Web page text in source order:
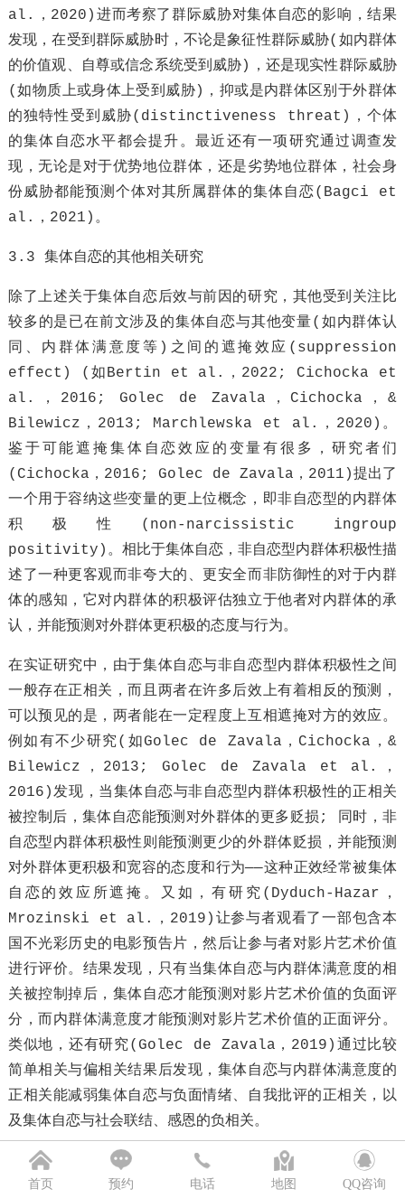
al.，2020)进而考察了群际威胁对集体自恋的影响，结果
发现，在受到群际威胁时，不论是象征性群际威胁(如内群体
的价值观、自尊或信念系统受到威胁)，还是现实性群际威胁
(如物质上或身体上受到威胁)，抑或是内群体区别于外群体
的独特性受到威胁(distinctiveness threat)，个体
的集体自恋水平都会提升。最近还有一项研究通过调查发
现，无论是对于优势地位群体，还是劣势地位群体，社会身
份威胁都能预测个体对其所属群体的集体自恋(Bagci et
al.，2021)。
3.3 集体自恋的其他相关研究
除了上述关于集体自恋后效与前因的研究，其他受到关注比
较多的是已在前文涉及的集体自恋与其他变量(如内群体认
同、内群体满意度等)之间的遮掩效应(suppression
effect) (如Bertin et al.，2022; Cichocka et
al.，2016; Golec de Zavala，Cichocka，&
Bilewicz，2013; Marchlewska et al.，2020)。
鉴于可能遮掩集体自恋效应的变量有很多，研究者们
(Cichocka，2016; Golec de Zavala，2011)提出了
一个用于容纳这些变量的更上位概念，即非自恋型的内群体
积极性(non-narcissistic ingroup
positivity)。相比于集体自恋，非自恋型内群体积极性描
述了一种更客观而非夸大的、更安全而非防御性的对于内群
体的感知，它对内群体的积极评估独立于他者对内群体的承
认，并能预测对外群体更积极的态度与行为。
在实证研究中，由于集体自恋与非自恋型内群体积极性之间
一般存在正相关，而且两者在许多后效上有着相反的预测，
可以预见的是，两者能在一定程度上互相遮掩对方的效应。
例如有不少研究(如Golec de Zavala，Cichocka，&
Bilewicz，2013; Golec de Zavala et al.，
2016)发现，当集体自恋与非自恋型内群体积极性的正相关
被控制后，集体自恋能预测对外群体的更多贬损; 同时，非
自恋型内群体积极性则能预测更少的外群体贬损，并能预测
对外群体更积极和宽容的态度和行为——这种正效经常被集体
自恋的效应所遮掩。又如，有研究(Dyduch-Hazar，
Mrozinski et al.，2019)让参与者观看了一部包含本
国不光彩历史的电影预告片，然后让参与者对影片艺术价值
进行评价。结果发现，只有当集体自恋与内群体满意度的相
关被控制掉后，集体自恋才能预测对影片艺术价值的负面评
分，而内群体满意度才能预测对影片艺术价值的正面评分。
类似地，还有研究(Golec de Zavala，2019)通过比较
简单相关与偏相关结果后发现，集体自恋与内群体满意度的
正相关能减弱集体自恋与负面情绪、自我批评的正相关，以
及集体自恋与社会联结、感恩的负相关。
4 现有研究不足及展望
首页 预约 电话 地图 QQ咨询